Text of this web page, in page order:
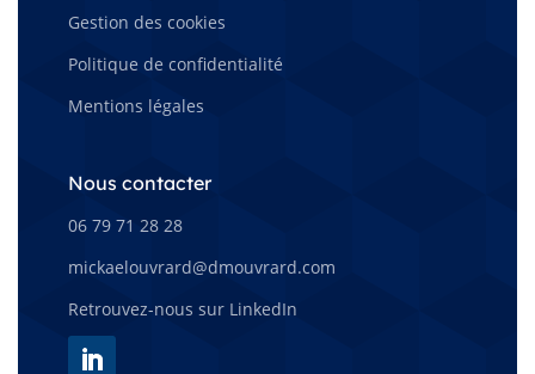
Gestion des cookies
Politique de confidentialité
Mentions légales
Nous contacter
06 79 71 28 28
mickaelouvrard@dmouvrard.com
Retrouvez-nous sur LinkedIn